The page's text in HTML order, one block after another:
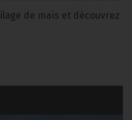
de maïs et découvrez